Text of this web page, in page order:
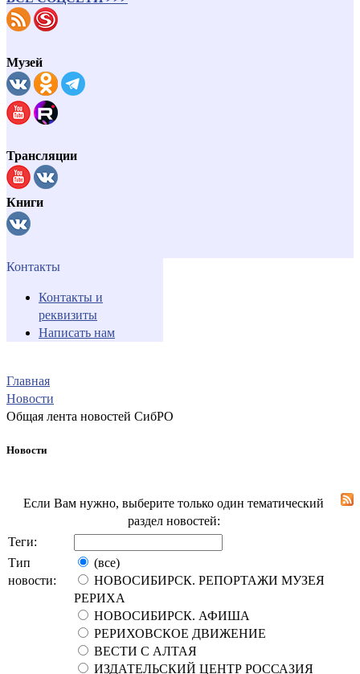
Музей
Трансляции
Книги
Контакты
Контакты и
реквизиты
Написать нам
Главная
Новости
Общая лента новостей СибРО
Новости
Если Вам нужно, выберите только один тематический
раздел новостей:
Теги:
Тип
новости:
(все)
НОВОСИБИРСК. РЕПОРТАЖИ МУЗЕЯ
РЕРИХА
НОВОСИБИРСК. АФИША
РЕРИХОВСКОЕ ДВИЖЕНИЕ
ВЕСТИ С АЛТАЯ
ИЗДАТЕЛЬСКИЙ ЦЕНТР РОССАЗИЯ